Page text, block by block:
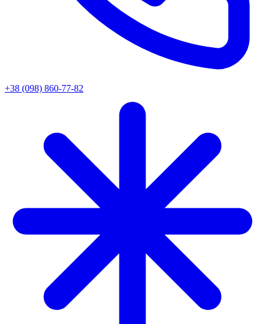
+38 (098) 860-77-82